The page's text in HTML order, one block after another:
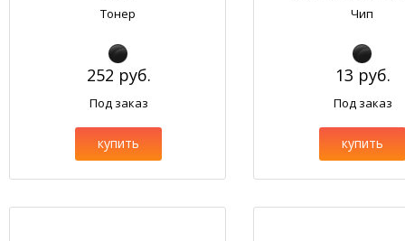
Тонер
252 руб.
Под заказ
купить
Чип
13 руб.
Под заказ
купить